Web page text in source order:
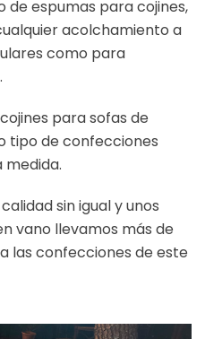
espumas para cojines,
acolchamiento a
como para
para sofas de
tipo de confecciones
sin igual y unos
vano llevamos más de
las confecciones de este